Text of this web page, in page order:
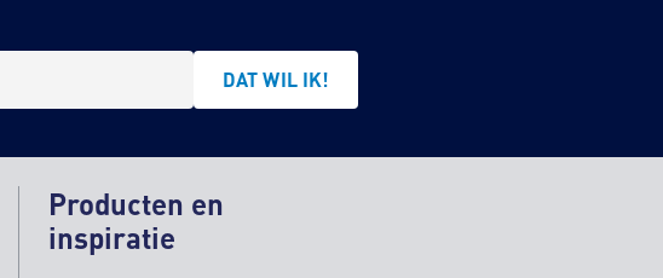
DAT WIL IK!
Producten en
inspiratie